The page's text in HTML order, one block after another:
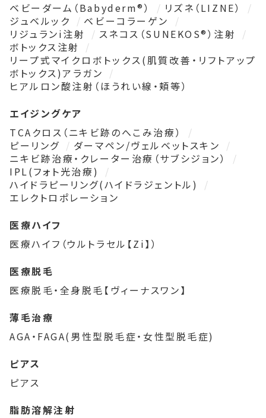
ベビーダーム（Babyderm®）
リズネ（LIZNE）
ジュベルック
ベビーコラーゲン
リジュランi注射
スネコス（SUNEKOS®）注射
ボトックス注射
リープ式マイクロボトックス(肌質改善・リフトアップ
ボトックス)アラガン
ヒアルロン酸注射（ほうれい線・頬等）
エイジングケア
TCAクロス（ニキビ跡のへこみ治療）
ピーリング
ダーマペン/ヴェルベットスキン
ニキビ跡治療・クレーター治療（サブシジョン）
IPL(フォト光治療)
ハイドラピーリング(ハイドラジェントル)
エレクトロポレーション
医療ハイフ
医療ハイフ（ウルトラセル【Zi】）
医療脱毛
医療脱毛・全身脱毛【ヴィーナスワン】
薄毛治療
AGA・FAGA(男性型脱毛症・女性型脱毛症)
ピアス
ピアス
脂肪溶解注射